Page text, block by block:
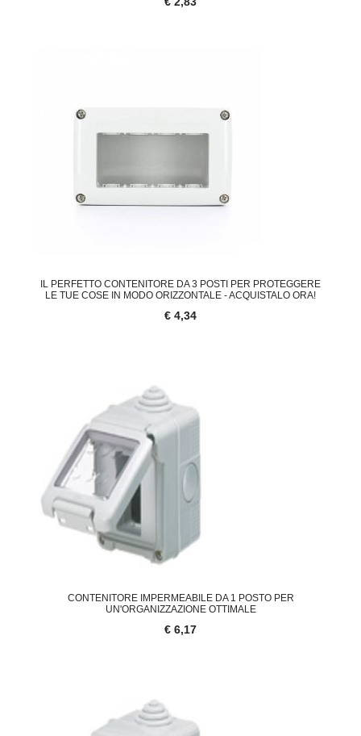
IL PERFETTO CONTENITORE DA 3 POSTI PER PROTEGGERE
LE TUE COSE IN MODO ORIZZONTALE - ACQUISTALO ORA!
€ 4,34
CONTENITORE IMPERMEABILE DA 1 POSTO PER
UN'ORGANIZZAZIONE OTTIMALE
€ 6,17